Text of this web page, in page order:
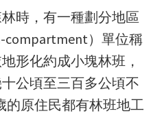
時，有一種劃分地區
compartment）單位稱
形化約成小塊林班，
公頃至三百多公頃不
的原住民都有林班地工